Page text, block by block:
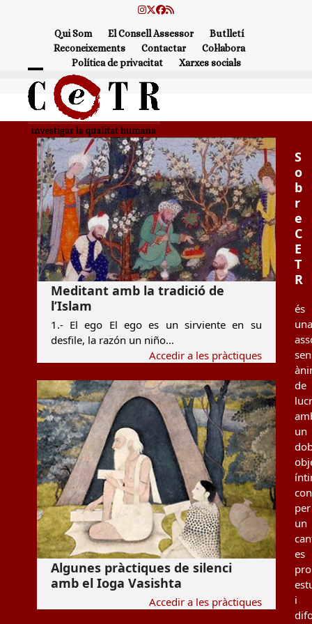
Instagram
Twitter
Facebook
RSS
Qui Som El Consell Assessor
Butlletí
Reconeixements
Contactar
Col·labora
Política de privacitat
Xarxes socials
Open
mobile
menu
Close
mobile
menu
Meditant amb la tradició de
l’Islam
1.- El ego El ego es un sirviente en su
desfile, la razón un niño…
Accedir a les pràctiques
Algunes pràctiques de silenci
amb el Ioga Vasishta
Accedir a les pràctiques
S
o
b
r
e
C
E
T
R
és
una
de
un
per
un
es
i